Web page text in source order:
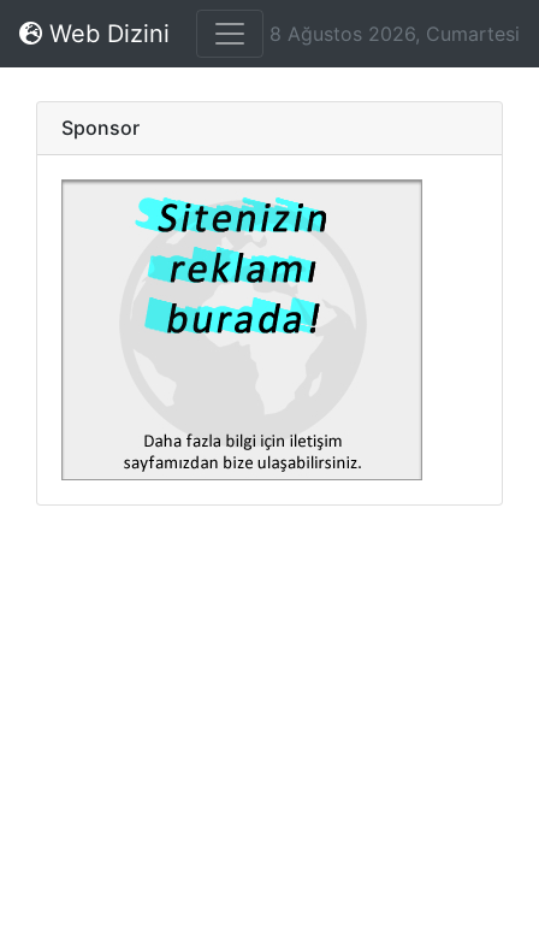
Web Dizini 8 Ağustos 2026, Cumartesi
Sponsor